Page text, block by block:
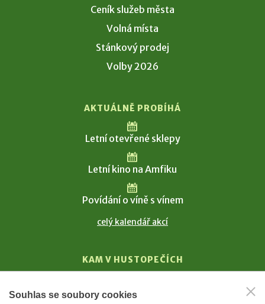
Ceník služeb města
Volná místa
Stánkový prodej
Volby 2026
AKTUÁLNĚ PROBÍHÁ
Letní otevřené sklepy
Letní kino na Amfiku
Povídání o víně s vínem
celý kalendář akcí
KAM V HUSTOPEČÍCH
T. G. Masaryk
Souhlas se soubory cookies